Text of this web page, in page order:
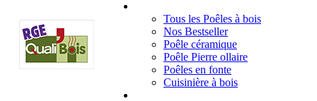
Tous les Poêles à bois
Nos Bestseller
Poêle céramique
Poêle Pierre ollaire
Poêles en fonte
Cuisinière à bois